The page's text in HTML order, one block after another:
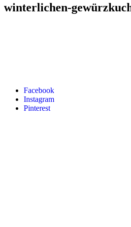
Facebook
Instagram
Pinterest
winterlichen-